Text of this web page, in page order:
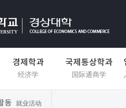
경제학과
经济学
국제통상학과
国际通商学
동 就业活动